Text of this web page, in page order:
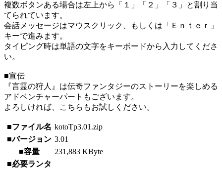
複数ボタンある場合は左上から「１」「２」「３」と割り当
てられています。
会話メッセージはマウスクリック、もしくは「Ｅｎｔｅｒ」
キーで進みます。
タイピング時は単語の文字をキーボードから入力してくださ
い。
■宣伝
『言霊の狩人』は伝奇ファンタジーのストーリーを楽しめる
アドベンチャーパートもございます。
よろしければ、こちらもお試しください。
■ファイル名 kotoTp3.01.zip
■バージョン 3.01
■容量
231,883 KByte
■必要ランタ